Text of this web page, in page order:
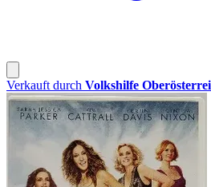
Verkauft durch Volkshilfe